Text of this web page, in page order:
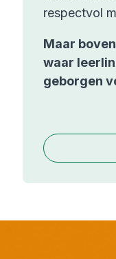
respectvol
Maar
waar
geborgen